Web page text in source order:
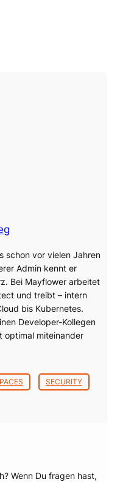
schon vor vielen Jahren
Admin kennt er
Bei Mayflower arbeitet
und treibt – intern
bis Kubernetes.
Developer-Kollegen
optimal miteinander
SECURITY
Wenn Du fragen hast,